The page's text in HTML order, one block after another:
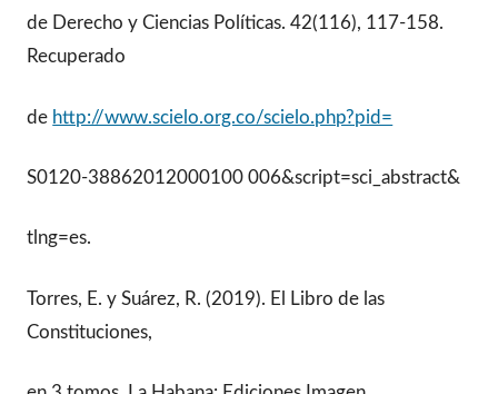
de Derecho y Ciencias Políticas. 42(116), 117-158.
Recuperado
de http://www.scielo.org.co/scielo.php?pid=
S0120-38862012000100 006&script=sci_abstract&
tlng=es.
Torres, E. y Suárez, R. (2019). El Libro de las
Constituciones,